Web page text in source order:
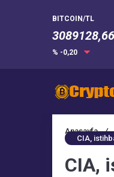
BITCOIN/TL
% -0,20
Anasayfa /
CIA,
CIA,